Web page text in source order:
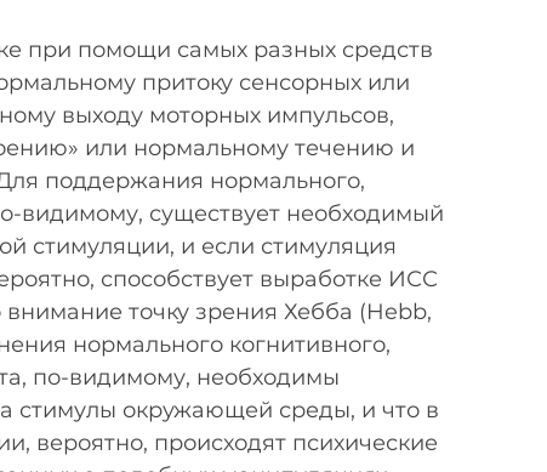
при помощи самых разных средств
притоку сенсорных или
выходу моторных импульсов,
или нормальному течению и
поддержания нормального,
видимому, существует необходимый
стимуляции, и если стимуляция
способствует выработке ИСС
внимание точку зрения Хебба (Hebb,
нормального когнитивного,
по-видимому, необходимы
стимулы окружающей среды, и что в
вероятно, происходят психические